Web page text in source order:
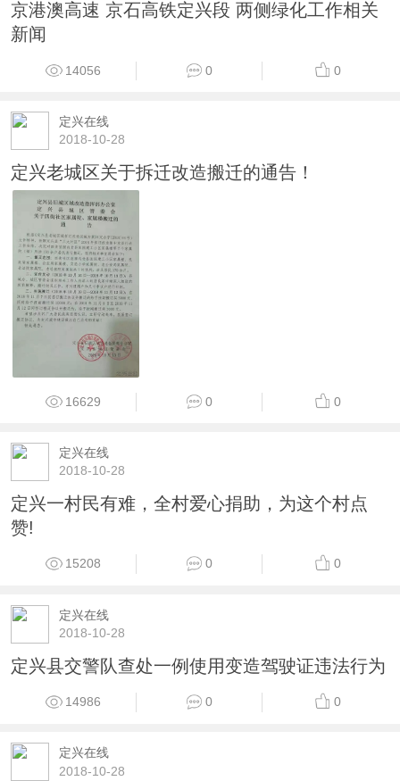
京港澳高速 京石高铁定兴段 两侧绿化工作相关
新闻
14056 0 0
定兴在线
2018-10-28
定兴老城区关于拆迁改造搬迁的通告！
16629 0 0
定兴在线
2018-10-28
定兴一村民有难，全村爱心捐助，为这个村点
赞!
15208 0 0
定兴在线
2018-10-28
定兴县交警队查处一例使用变造驾驶证违法行为
14986 0 0
定兴在线
2018-10-28